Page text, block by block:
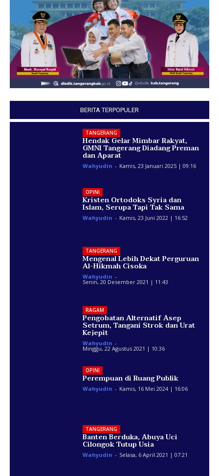
BERITA TERPOPULER
TANGERANG
Hendak Gelar Mimbar Rakyat,
GMNI Tangerang Diadang Preman
dan Aparat
Wahyudin - Kamis, 23 Januari 2025 | 09:16
OPINI
Kristen Ortodoks Syria dan
Islam, Serupa Tapi Tak Sama
Wahyudin - Kamis, 23 Juni 2022 | 16:52
TANGERANG
Mengenal Lebih Dekat Perguruan
Al-Hikmah Cisoka
Wahyudin -
Senin, 20 Desember 2021 | 11:43
RAGAM
Pengobatan Alternatif Asep
Setrum, Tangani Strok dan Urat
Kejepit
Wahyudin -
Minggu, 22 Agustus 2021 | 10:36
OPINI
Perempuan di Ruang Publik
Wahyudin - Kamis, 16 Mei 2024 | 16:06
TANGERANG
Banten Berduka, Abuya Uci
Cilongok Tutup Usia
Wahyudin - Selasa, 6 April 2021 | 07:21